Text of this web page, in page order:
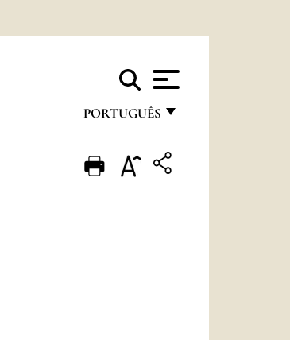
PORTUGUÊS
ENGLISH